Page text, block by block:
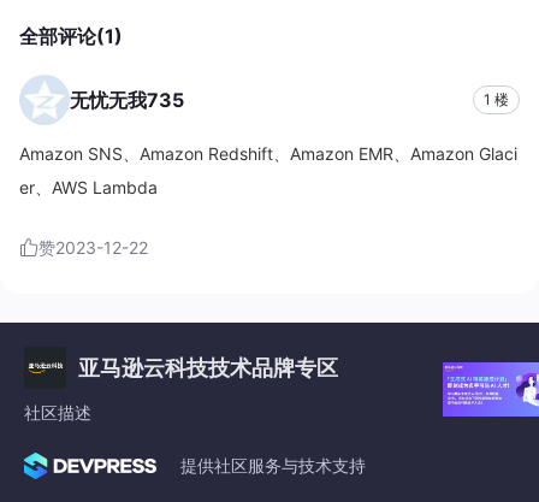
全部评论(1)
无忧无我735 1 楼
Amazon SNS、Amazon Redshift、Amazon EMR、Amazon Glaci
er、AWS Lambda
赞2023-12-22
亚马逊云科技技术品牌专区
社区描述
提供社区服务与技术支持